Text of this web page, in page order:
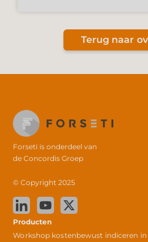
Terug naar
Forseti is onderdeel van
deConcordis Groep
© Copyright 2025
Producten
Workshop kostenbewust indiceren